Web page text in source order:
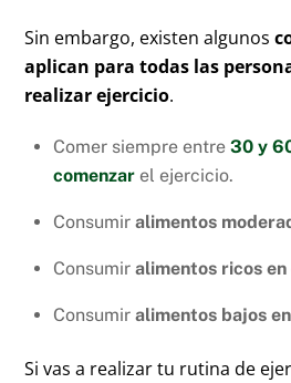
Sin embargo, existen algunos
aplican para todas las
realizar ejercicio.
Comer siempre entre 30 y
comenzar el ejercicio.
Consumir alimentos
Consumir alimentos ricos
Consumir alimentos bajos
Si vas a realizar tu rutina de